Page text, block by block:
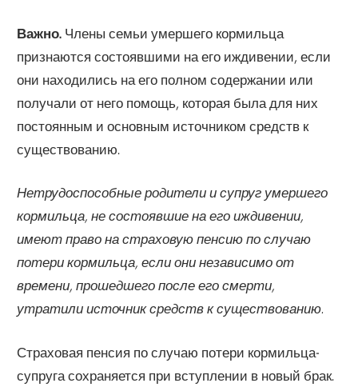
Важно. Члены семьи умершего кормильца
признаются состоявшими на его иждивении, если
они находились на его полном содержании или
получали от него помощь, которая была для них
постоянным и основным источником средств к
существованию.
Нетрудоспособные родители и супруг умершего
кормильца, не состоявшие на его иждивении,
имеют право на страховую пенсию по случаю
потери кормильца, если они независимо от
времени, прошедшего после его смерти,
утратили источник средств к существованию.
Страховая пенсия по случаю потери кормильца-
супруга сохраняется при вступлении в новый брак.